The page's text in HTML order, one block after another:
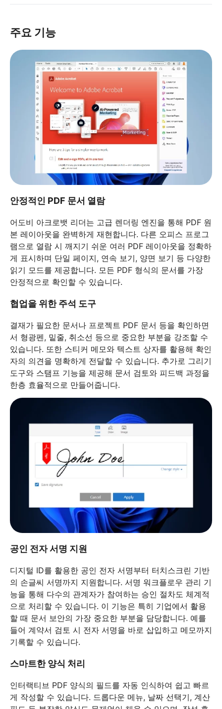
주요 기능
안정적인 PDF 문서 열람
어도비 아크로뱃 리더는 고급 렌더링 엔진을 통해 PDF 원
본 레이아웃을 완벽하게 재현합니다. 다른 오피스 프로그
램으로 열람 시 깨지기 쉬운 여러 PDF 레이아웃을 정확하
게 표시하며 단일 페이지, 연속 보기, 양면 보기 등 다양한
읽기 모드를 제공합니다. 모든 PDF 형식의 문서를 가장
안정적으로 확인할 수 있습니다.
협업을 위한 주석 도구
결재가 필요한 문서나 프로젝트 PDF 문서 등을 확인하면
서 형광펜, 밑줄, 취소선 등으로 중요한 부분을 강조할 수
있습니다. 또한 스티커 메모와 텍스트 상자를 활용해 확인
자의 의견을 명확하게 전달할 수 있습니다. 추가로 그리기
도구와 스탬프 기능을 제공해 문서 검토와 피드백 과정을
한층 효율적으로 만들어줍니다.
공인 전자 서명 지원
디지털 ID를 활용한 공인 전자 서명부터 터치스크린 기반
의 손글씨 서명까지 지원합니다. 서명 워크플로우 관리 기
능을 통해 다수의 관계자가 참여하는 승인 절차도 체계적
으로 처리할 수 있습니다. 이 기능은 특히 기업에서 활용
할 때 문서 보안의 가장 중요한 부분을 담당합니다. 예를
들어 계약서 검토 시 전자 서명을 바로 삽입하고 메모까지
기록할 수 있습니다.
스마트한 양식 처리
인터랙티브 PDF 양식의 필드를 자동 인식하여 쉽고 빠르
게 작성할 수 있습니다. 드롭다운 메뉴, 날짜 선택기, 계산